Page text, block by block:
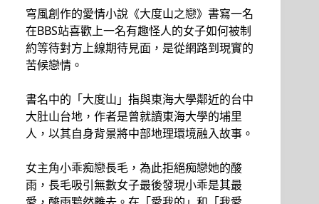
穹風創作的愛情小說《大度山之戀》書寫一名
在BBS站喜歡上一名有趣怪人的女子如何被制
約等待對方上線期待見面，是從網路到現實的
苦候戀情。
書名中的「大度山」指與東海大學鄰近的台中
大肚山台地，作者是曾就讀東海大學的埔里
人，以其自身背景將中部地理環境融入故事。
女主角小乖痴戀長毛，為此拒絕痴戀她的酸
雨，長毛吸引無數女子最後發現小乖是其最